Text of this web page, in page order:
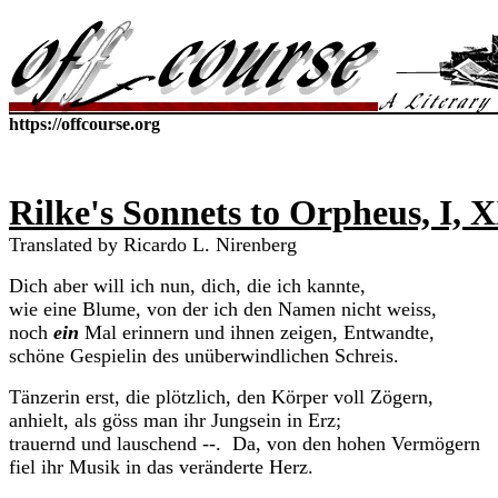
https://offcourse.org
Rilke's Sonnets to Orpheus, I,
Translated by Ricardo L. Nirenberg
Dich aber will ich nun, dich, die ich kannte,
wie eine Blume, von der ich den Namen nicht weiss,
noch ein Mal erinnern und ihnen zeigen, Entwandte,
schöne Gespielin des unüberwindlichen Schreis.
Tänzerin erst, die plötzlich, den Körper voll Zögern,
anhielt, als göss man ihr Jungsein in Erz;
trauernd und lauschend --. Da, von den hohen Vermögern
fiel ihr Musik in das veränderte Herz.